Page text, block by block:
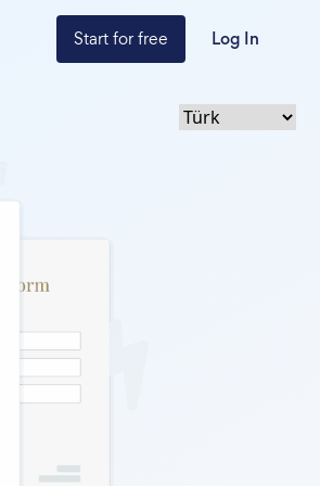
Start for free Log In